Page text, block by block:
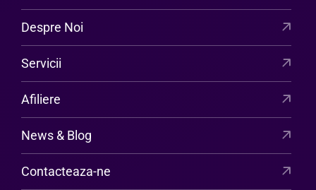
Despre Noi
Servicii
Afiliere
News & Blog
Contacteaza-ne